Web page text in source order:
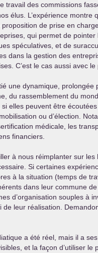
travail des commissions
élus. L’expérience montre
de prise en
qui permet de
spéculatives, et de
dans la gestion des
C’est le cas aussi avec
une dynamique,
du rassemblement du
elles peuvent être
ou d’élection.
médicale, les
financiers.
à nous réimplanter sur
Si certaines
à la situation (temps de
dans leur commune
d’organisation souples à
de leur réalisation.
a été réel, mais il a
et la façon d’utiliser